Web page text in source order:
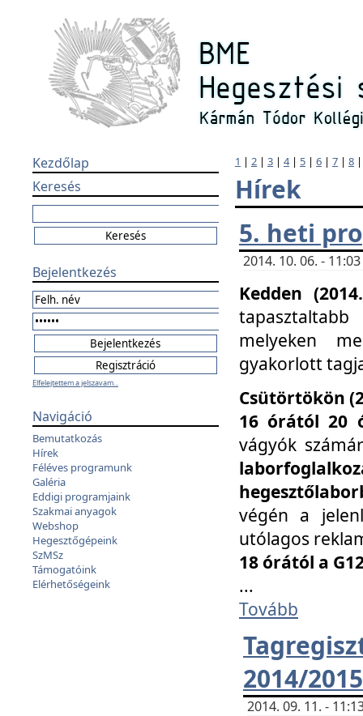
Kezdőlap
Keresés
Bejelentkezés
Elfelejtettem a jelszavam...
Navigáció
Bemutatkozás
Hírek
Féléves programunk
Galéria
Eddigi programjaink
Szakmai anyagok
Webshop
Hegesztőgépeink
SzMSz
Támogatóink
Elérhetőségeink
1 | 2 | 3 | 4| 5 | 6 | 7 | 8
Hírek
5. heti
2014. 10. 06. -
Kedden
melyeken
gyakorlott
Csütörtökön
16 órától 20
vágyók
végén a
utólagos
18 órától a
...
Tovább
2014/
2014. 09. 11. -